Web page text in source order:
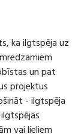
ka ilgtspēja uz
un pat
projektus
- ilgtspēja
vai lieliem